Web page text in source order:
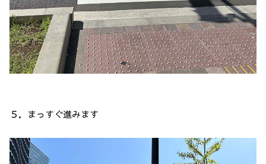
５．まっすぐ進みます